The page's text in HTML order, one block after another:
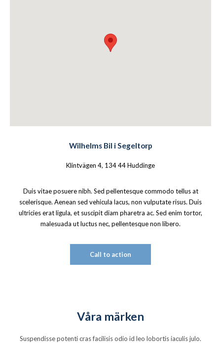
Wilhelms Bil i Segeltorp
Klintvägen 4, 134 44 Huddinge
Duis vitae posuere nibh. Sed pellentesque commodo tellus at
scelerisque. Aenean sed vehicula lacus, non vulputate risus. Duis
ultricies erat ligula, et suscipit diam pharetra ac. Sed enim tortor,
malesuada ut luctus nec, pellentesque non libero.
Call to action
Våra märken
Suspendisse potenti cras facilisis odio id leo lobortis iaculis julo.